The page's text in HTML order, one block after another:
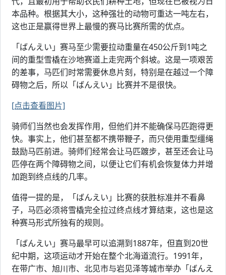
本品种。根据其大小，这种强壮的动物可重达一吨左右，
这也正是赢得世界上最慢的赛马比赛所需的优点。
「ばんえい」赛马至少需要拉动重量在450公斤到1吨之
间的重型雪橇在沙地赛道上走完两个斜坡。这是一项艰苦
的差事，马匹们时常需要休息片刻，特别是在越过一个障
碍物之后，所以「ばんえい」比赛并不是很快。
[点击查看图片]
骑师们当然也会发挥作用，但他们并不能确保马匹跑得更
快。事实上，他们甚至都不携带鞭子，而只使用重型缰绳
鼓励马匹前进。骑师们经常会让马匹踱步，甚至还会让马
匹停在两个障碍物之间，以便让它们有机会恢复体力并增
加跑到终点线的几率。
值得一提的是，「ばんえい」比赛的获胜标准并不看鼻
子，马匹必须将雪橇完全拉过终点线才算结束，这也是这
种赛马形式所独有的规则。
「ばんえい」赛马最早可以追溯到1887年，但直到20世
纪中期，这项运动才开始在整个北海道流行。1991年，
在带广市、旭川市、北见市与岩见泽等城市举办「ばんえ